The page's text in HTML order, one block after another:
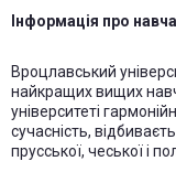
Iнформацiя про
Вроцлавський
найкращих вищих
університеті
сучасність,
прусської, чеської і